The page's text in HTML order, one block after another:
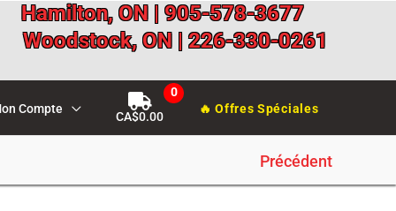
Hamilton, ON | 905-578-3677
Woodstock, ON | 226-330-0261
Compte
CA$0.00
🔥 Offres Spéciales
Précédent